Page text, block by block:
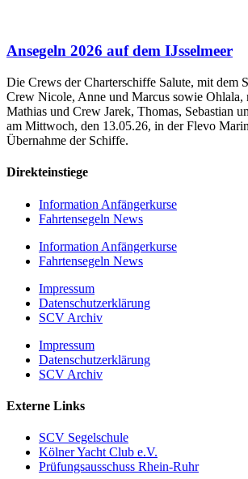
Ansegeln 2026 auf dem IJsselmeer
Die Crews der Charterschiffe Salute, mit dem
Crew Nicole, Anne und Marcus sowie Ohlala,
Mathias und Crew Jarek, Thomas, Sebastian
am Mittwoch, den 13.05.26, in der Flevo
Übernahme der Schiffe.
Direkteinstiege
Information Anfängerkurse
Fahrtensegeln News
Information Anfängerkurse
Fahrtensegeln News
Impressum
Datenschutzerklärung
SCV Archiv
Impressum
Datenschutzerklärung
SCV Archiv
Externe Links
SCV Segelschule
Kölner Yacht Club e.V.
Prüfungsausschuss Rhein-Ruhr